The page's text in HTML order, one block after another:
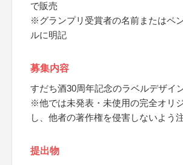
で販売
※グランプリ受賞者の名前またはペ
ルに明記
募集内容
すだち酒30周年記念のラベルデザイ
※他では未発表・未使用の完全オリ
し、他者の著作権を侵害しないよう
提出物